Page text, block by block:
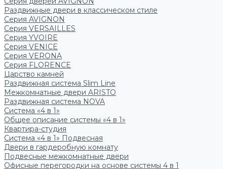
Раздвижные двери в классическом стиле
Серия AVIGNON
Серия VERSAILLES
Серия YVOIRE
Серия VENICE
Серия VERONA
Серия FLORENCE
Царство камней
Раздвижная система Slim Line
Межкомнатные двери ARISTO
Раздвижная система NOVA
Система «4 в 1»
Общее описание системы «4 в 1»
Квартира-студия
Система «4 в 1» Подвесная
Двери в гардеробную комнату
Подвесные межкомнатные двери
Офисные перегородки на основе системы 4 в 1